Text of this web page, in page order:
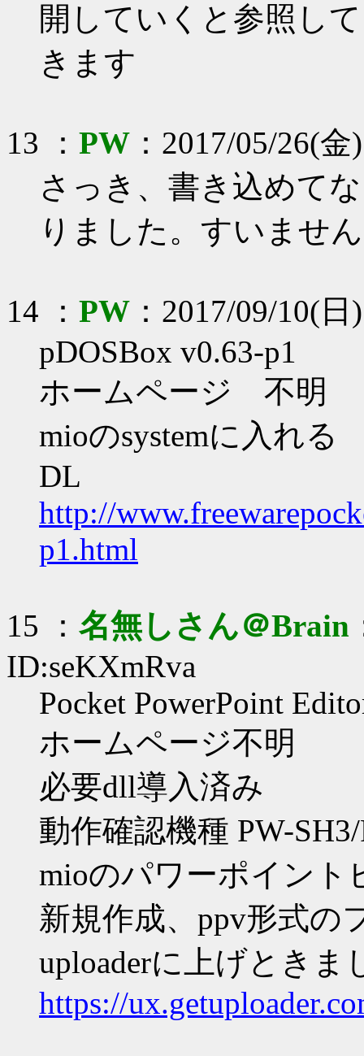
開していくと参照し
きます
13 ： PW ：2017/05/26(
さっき、書き込めて
りました。すいませ
14 ： PW ：2017/09/10(
pDOSBox v0.63-p1
ホームページ 不明
mioのsystemに入れる
DL
http://
p1.html
15 ： 名無しさん＠Brain
ID:seKXmRva
Pocket PowerPoint
ホームページ不明
必要dll導入済み
動作確認機種 PW-
mioのパワーポイン
新規作成、ppv形式の
uploaderに上げときま
https://